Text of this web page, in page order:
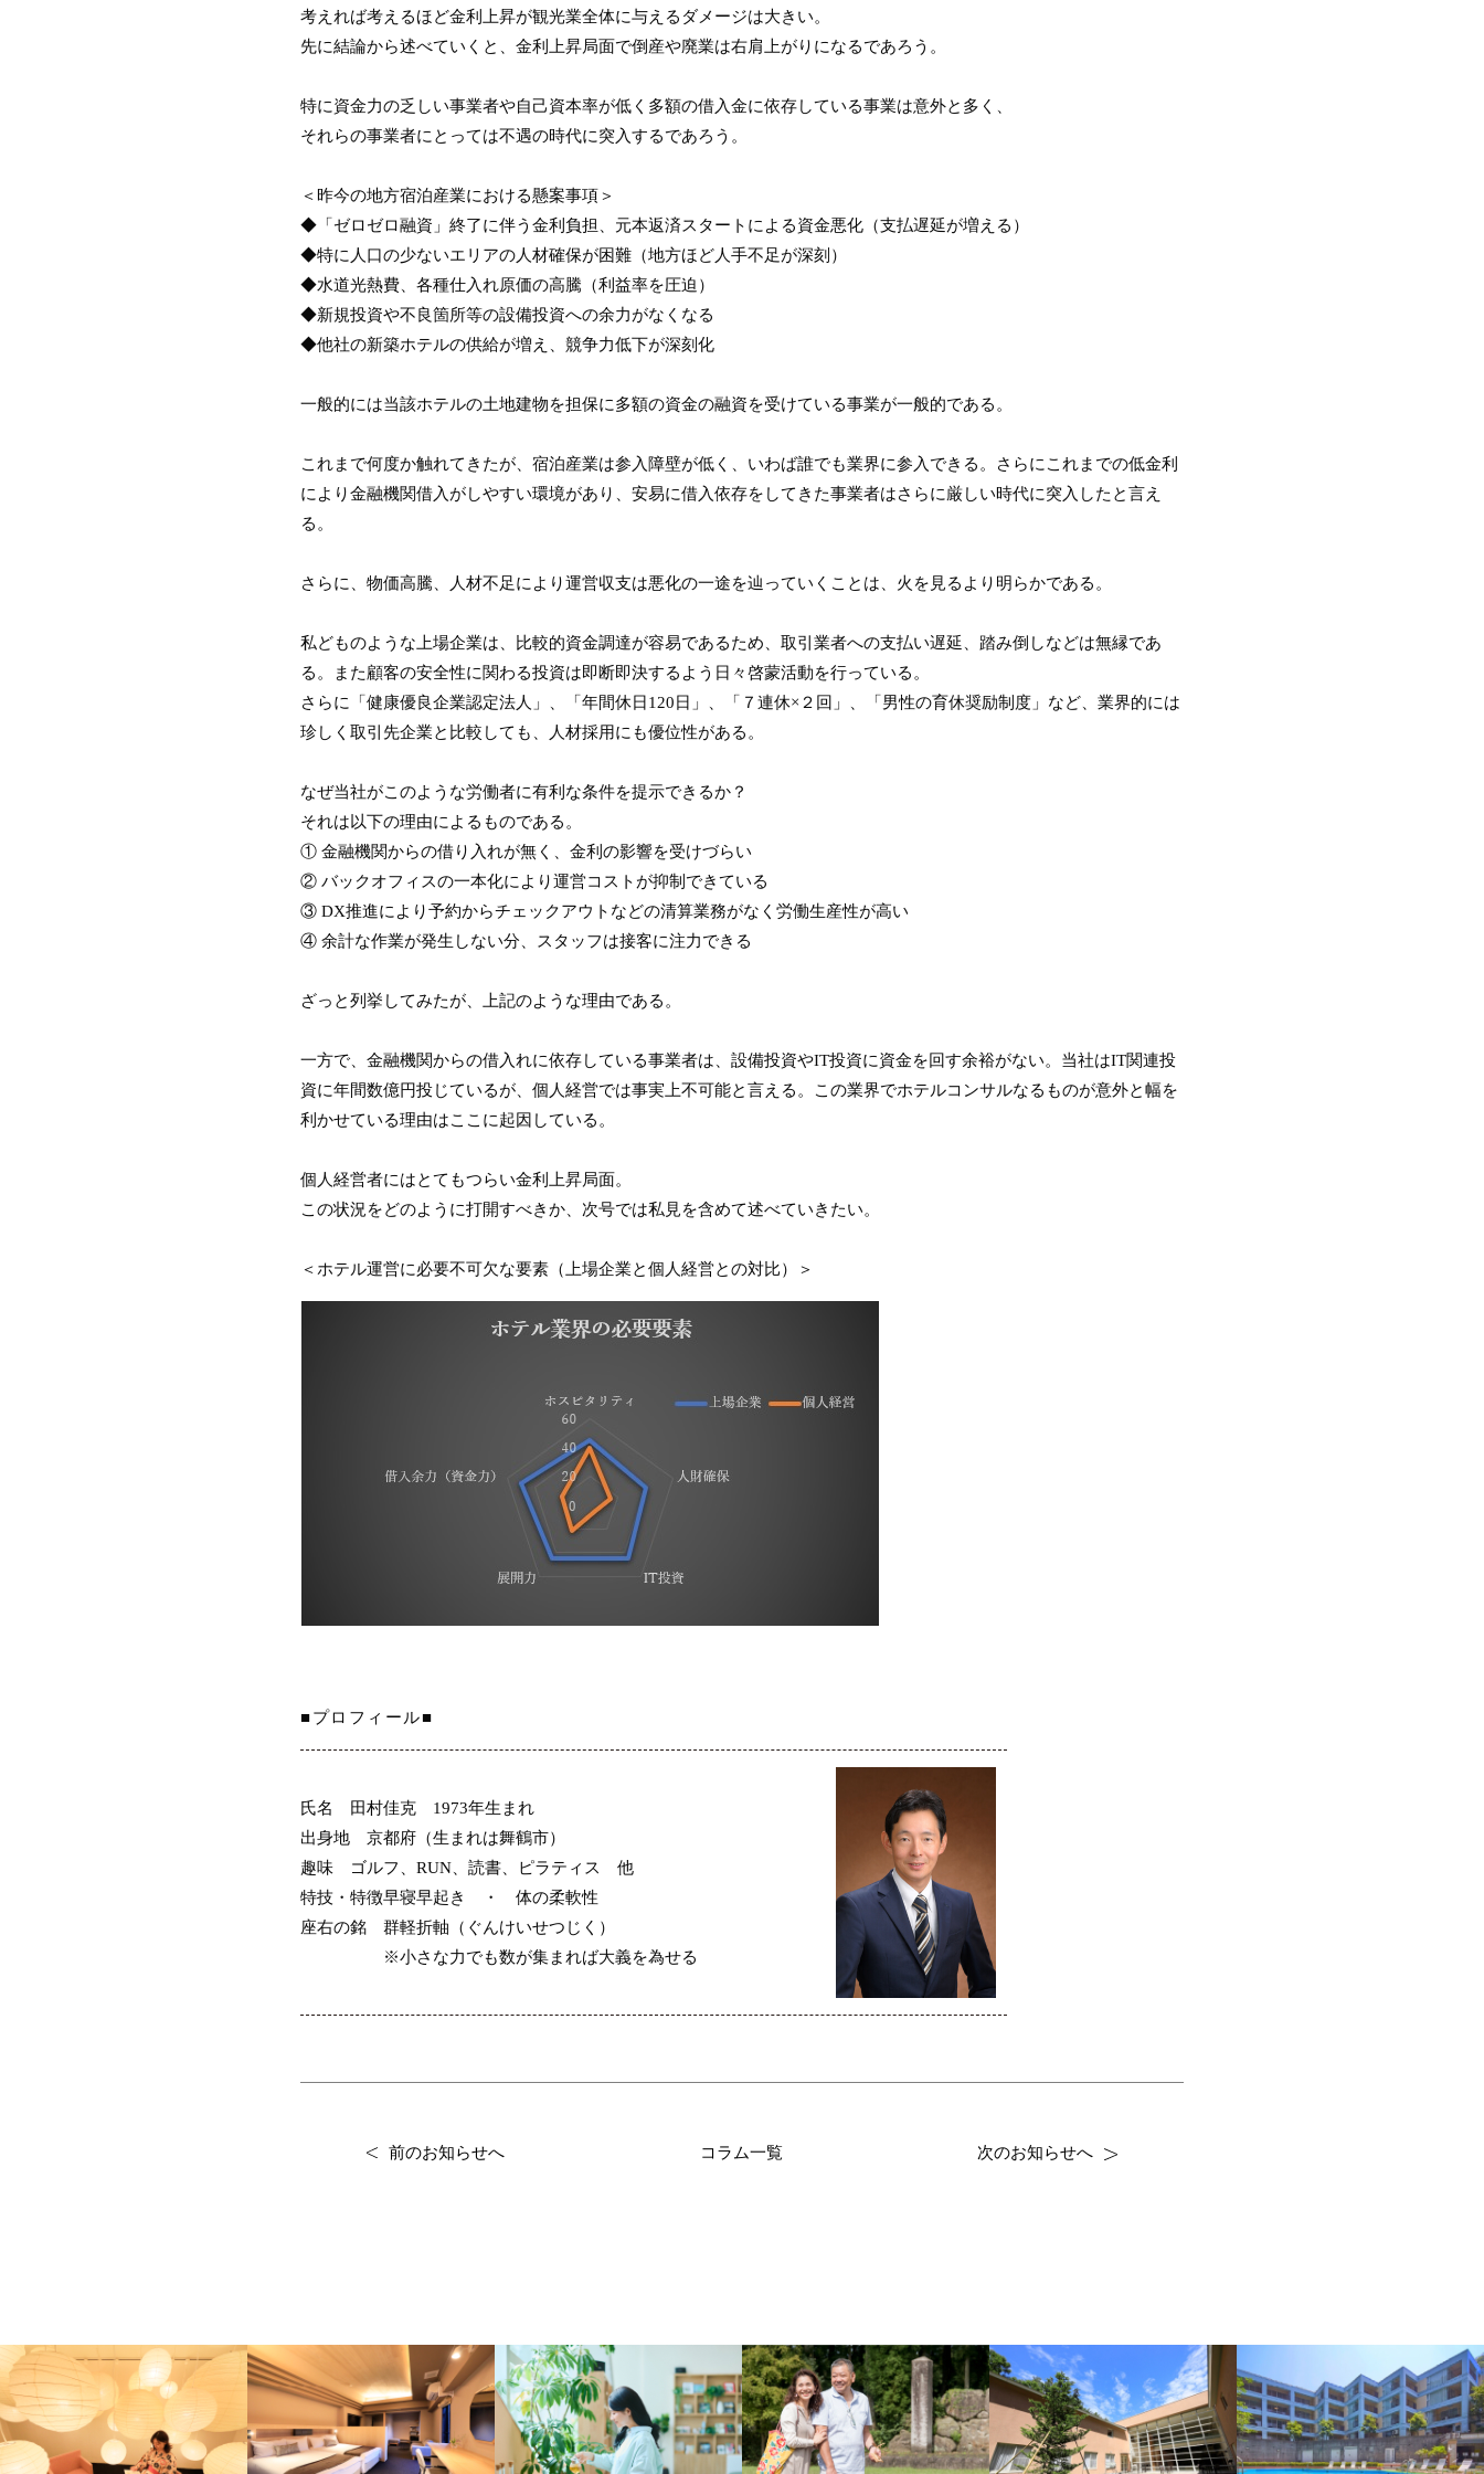
考えれば考えるほど金利上昇が観光業全体に与えるダメージは大きい。
先に結論から述べていくと、金利上昇局面で倒産や廃業は右肩上がりになるであろう。
特に資金力の乏しい事業者や自己資本率が低く多額の借入金に依存している事業は意外と多く、
それらの事業者にとっては不遇の時代に突入するであろう。
＜昨今の地方宿泊産業における懸案事項＞
◆「ゼロゼロ融資」終了に伴う金利負担、元本返済スタートによる資金悪化（支払遅延が増える）
◆特に人口の少ないエリアの人材確保が困難（地方ほど人手不足が深刻）
◆水道光熱費、各種仕入れ原価の高騰（利益率を圧迫）
◆新規投資や不良箇所等の設備投資への余力がなくなる
◆他社の新築ホテルの供給が増え、競争力低下が深刻化
一般的には当該ホテルの土地建物を担保に多額の資金の融資を受けている事業が一般的である。
これまで何度か触れてきたが、宿泊産業は参入障壁が低く、いわば誰でも業界に参入できる。さらにこれまでの低金利
により金融機関借入がしやすい環境があり、安易に借入依存をしてきた事業者はさらに厳しい時代に突入したと言え
る。
さらに、物価高騰、人材不足により運営収支は悪化の一途を辿っていくことは、火を見るより明らかである。
私どものような上場企業は、比較的資金調達が容易であるため、取引業者への支払い遅延、踏み倒しなどは無縁であ
る。また顧客の安全性に関わる投資は即断即決するよう日々啓蒙活動を行っている。
さらに「健康優良企業認定法人」、「年間休日120日」、「７連休×２回」、「男性の育休奨励制度」など、業界的には
珍しく取引先企業と比較しても、人材採用にも優位性がある。
なぜ当社がこのような労働者に有利な条件を提示できるか？
それは以下の理由によるものである。
① 金融機関からの借り入れが無く、金利の影響を受けづらい
② バックオフィスの一本化により運営コストが抑制できている
③ DX推進により予約からチェックアウトなどの清算業務がなく労働生産性が高い
④ 余計な作業が発生しない分、スタッフは接客に注力できる
ざっと列挙してみたが、上記のような理由である。
一方で、金融機関からの借入れに依存している事業者は、設備投資やIT投資に資金を回す余裕がない。当社はIT関連投
資に年間数億円投じているが、個人経営では事実上不可能と言える。この業界でホテルコンサルなるものが意外と幅を
利かせている理由はここに起因している。
個人経営者にはとてもつらい金利上昇局面。
この状況をどのように打開すべきか、次号では私見を含めて述べていきたい。
＜ホテル運営に必要不可欠な要素（上場企業と個人経営との対比）＞
■プロフィール■
氏名 田村佳克 1973年生まれ
出身地 京都府 （生まれは舞鶴市）
趣味
ゴルフ、RUN、読書、ピラティス
他
特技・特徴早寝早起き ・ 体の柔軟性
座右の銘 群軽折軸（ぐんけいせつじく）
※小さな力でも数が集まれば大義を為せる
前のお知らせへ コラム一覧 次のお知らせへ